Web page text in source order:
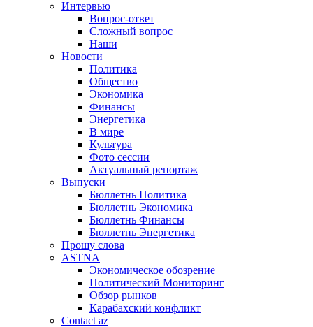
Интервью
Вопрос-ответ
Сложный вопрос
Наши
Новости
Политика
Общество
Экономика
Финансы
Энергетика
В мире
Культура
Фото сессии
Актуальный репортаж
Выпуски
Бюллетнь Политика
Бюллетнь Экономика
Бюллетнь Финансы
Бюллетнь Энергетика
Прошу слова
ASTNA
Экономическое обозрение
Политический Мониторинг
Обзор рынков
Карабахский конфликт
Contact az